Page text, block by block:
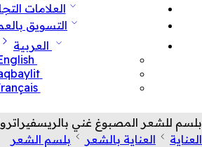
العلامات
التسويق
العربية
بلسم للشعر المصبوغ غني
العناية
العناية بالشعر بلسم الشعر